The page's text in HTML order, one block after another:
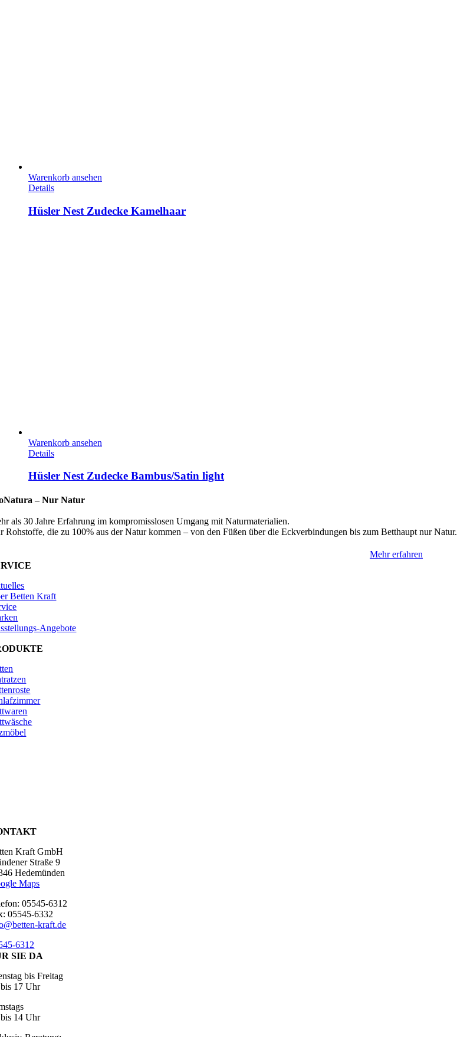
Warenkorb ansehen
Details
Hüsler Nest Zudecke Kamelhaar
Warenkorb ansehen
Details
Hüsler Nest Zudecke Bambus/Satin light
–Nur Natur
als 30 Jahre Erfahrung im kompromisslosen Umgang mit Naturmaterialien.
Rohstoffe, die zu 100% aus der Natur kommen – von den Füßen über die Eckverbindungen bis zum Betthaupt nur Natur.
Mehr erfahren
Betten Kraft
Angebote
Kraft GmbH
Straße 9
Hedemünden
Maps
05545-6312
05545-6332
kraft.de
6312
SIE DA
bis Freitag
17 Uhr
14 Uhr